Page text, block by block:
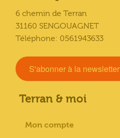
6 chemin de Terran
31160 SENGOUAGNET
Téléphone: 0561943633
S'abonner à la newsletter
Terran & moi
Mon compte